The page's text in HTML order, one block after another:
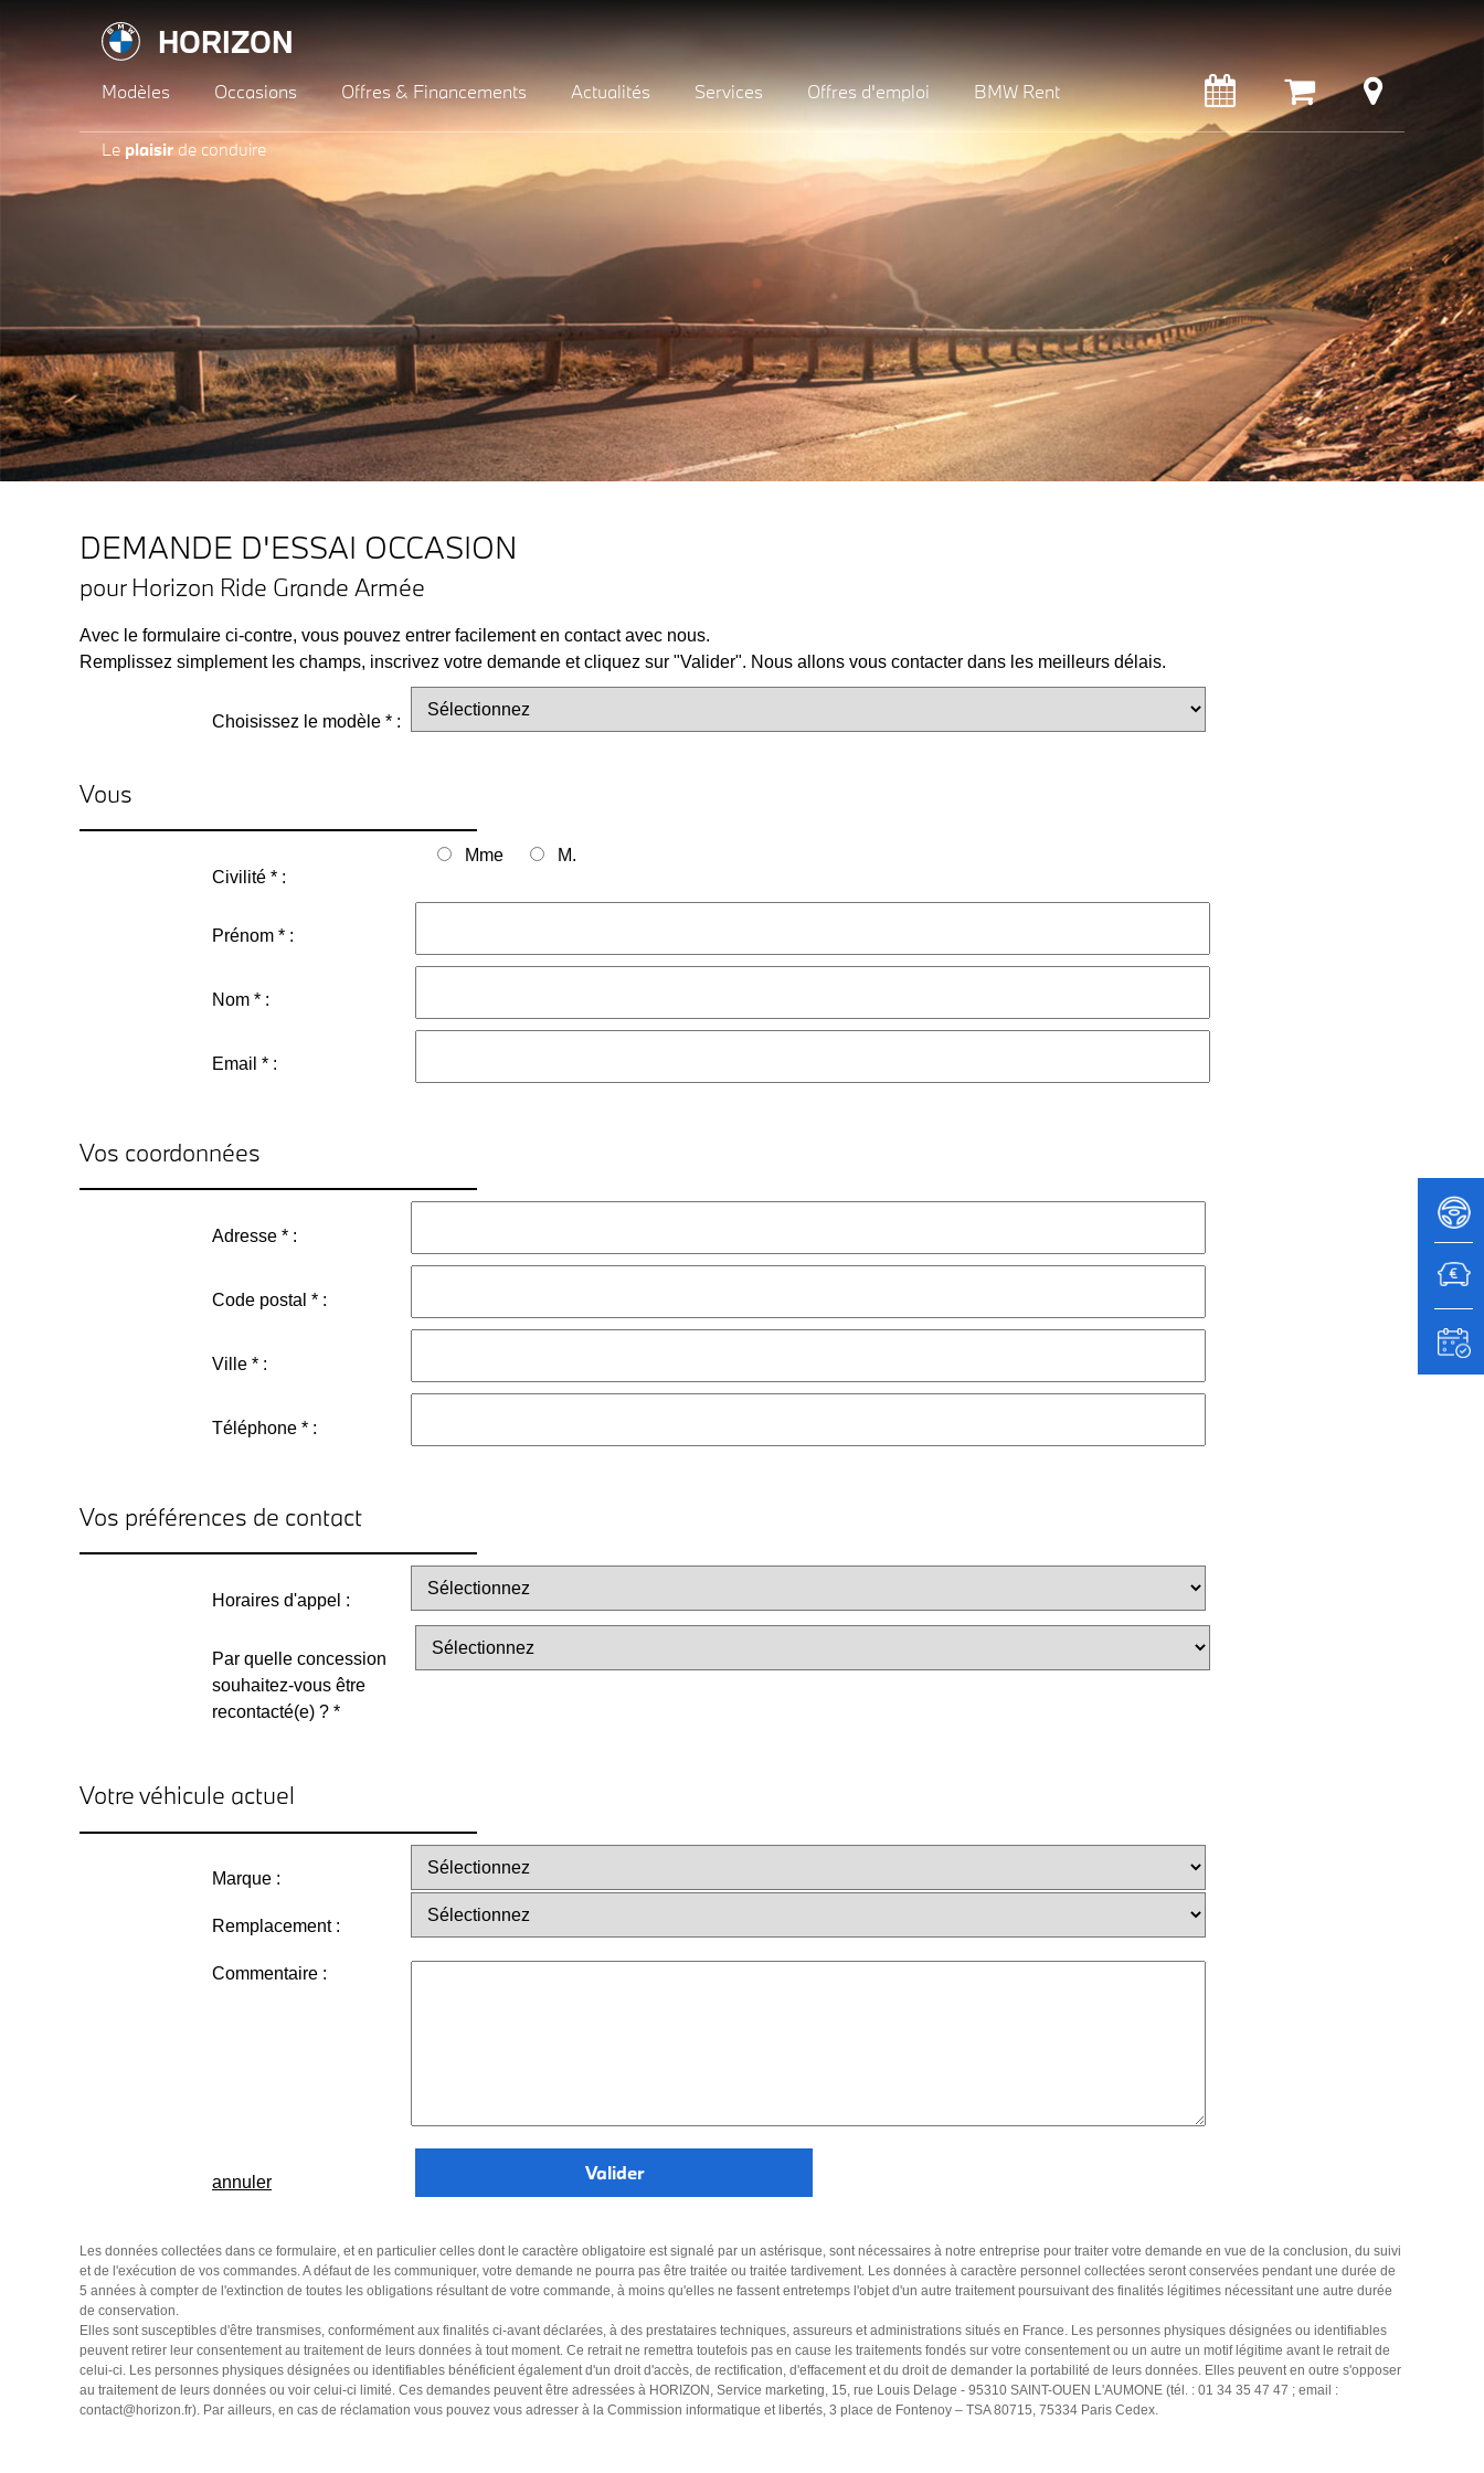
HORIZON
Modèles Occasions Offres & Financements Actualités Services Offres d'emploi BMW Rent
Le plaisir de conduire
DEMANDE D'ESSAI OCCASION
pour Horizon Ride Grande Armée
Avec le formulaire ci-contre, vous pouvez entrer facilement en contact avec nous.
Remplissez simplement les champs, inscrivez votre demande et cliquez sur "Valider". Nous allons vous contacter dans les meilleurs délais.
Choisissez le modèle * :
Vous
Civilité * :
Mme M.
Prénom * :
Nom * :
Email * :
Vos coordonnées
Adresse * :
Code postal * :
Ville * :
Téléphone * :
Vos préférences de contact
Horaires d'appel :
Par quelle concession
souhaitez-vous être
recontacté(e) ? *
Votre véhicule actuel
Marque :
Remplacement :
Commentaire :
annuler
Les données collectées dans ce formulaire, et en particulier celles dont le caractère obligatoire est signalé par un astérisque, sont nécessaires à notre entreprise pour traiter votre demande en vue de la conclusion, du suivi
et de l'exécution de vos commandes. A défaut de les communiquer, votre demande ne pourra pas être traitée ou traitée tardivement. Les données à caractère personnel collectées seront conservées pendant une durée de
5 années à compter de l'extinction de toutes les obligations résultant de votre commande, à moins qu'elles ne fassent entretemps l'objet d'un autre traitement poursuivant des finalités légitimes nécessitant une autre durée
de conservation.
Elles sont susceptibles d'être transmises, conformément aux finalités ci-avant déclarées, à des prestataires techniques, assureurs et administrations situés en France. Les personnes physiques désignées ou identifiables
peuvent retirer leur consentement au traitement de leurs données à tout moment. Ce retrait ne remettra toutefois pas en cause les traitements fondés sur votre consentement ou un autre un motif légitime avant le retrait de
celui-ci. Les personnes physiques désignées ou identifiables bénéficient également d'un droit d'accès, de rectification, d'effacement et du droit de demander la portabilité de leurs données. Elles peuvent en outre s'opposer
au traitement de leurs données ou voir celui-ci limité. Ces demandes peuvent être adressées à HORIZON, Service marketing, 15, rue Louis Delage - 95310 SAINT-OUEN L'AUMONE (tél. : 01 34 35 47 47 ; email :
contact@horizon.fr). Par ailleurs, en cas de réclamation vous pouvez vous adresser à la Commission informatique et libertés, 3 place de Fontenoy – TSA 80715, 75334 Paris Cedex.